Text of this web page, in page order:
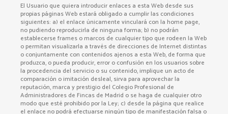
El Usuario que quiera introducir enlaces a esta Web desde sus
propias páginas Web estará obligado a cumplir las condiciones
siguientes: a) el enlace únicamente vinculará con la home page,
no pudiendo reproducirla de ninguna forma; b) no podrán
establecerse frames o marcos de cualquier tipo que rodeen la Web
o permitan visualizarla a través de direcciones de Internet distintas
o conjuntamente con contenidos ajenos a esta Web, de forma que
produzca, o pueda producir, error o confusión en los usuarios sobre
la procedencia del servicio o su contenido, implique un acto de
comparación o imitación desleal, sirva para aprovechar la
reputación, marca y prestigio del Colegio Profesional de
Administradores de Fincas de Madrid o se haga de cualquier otro
modo que esté prohibido por la Ley; c) desde la página que realice
el enlace no podrá efectuarse ningún tipo de manifestación falsa o